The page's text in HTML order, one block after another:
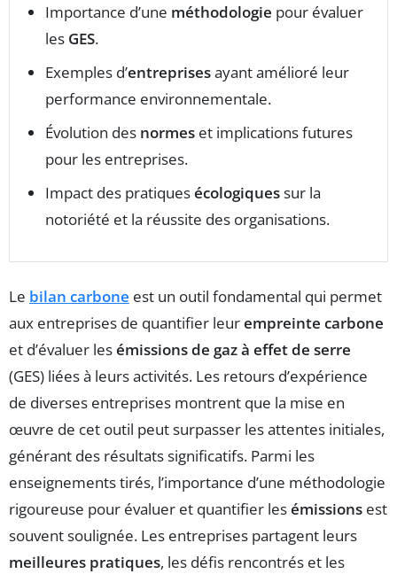
Importance d’une méthodologie pour évaluer
les GES.
Exemples d’entreprisesayant amélioré leur
performance environnementale.
Évolution des normes et implications futures
pour les entreprises.
Impact des pratiquesécologiquessur la
notoriété et la réussite des organisations.
Le bilan carbone est un outil fondamental qui permet
aux entreprises de quantifier leurempreinte carbone
et d’évaluer lesémissions de gaz à effet de serre
(GES) liées à leurs activités. Les retours d’expérience
de diverses entreprises montrent que la mise en
œuvre de cet outil peut surpasser les attentes initiales,
générant des résultats significatifs. Parmi les
enseignements tirés, l’importance d’une méthodologie
rigoureuse pour évaluer et quantifier lesémissions est
souvent soulignée. Les entreprises partagent leurs
meilleures pratiques, les défis rencontrés et les